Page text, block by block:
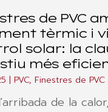
de PVC
tèrmic i
solar: la
més
| PVC, Finestres de PVC
de la